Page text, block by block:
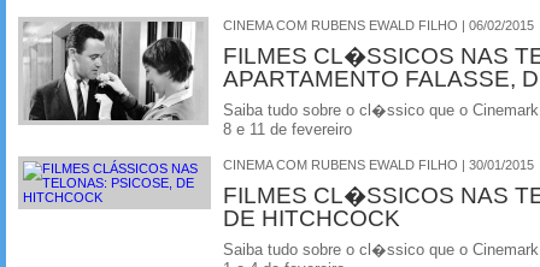
CINEMA COM RUBENS EWALD FILHO | 06/02/2015
FILMES CL�SSICOS NAS
APARTAMENTO FALASSE,
Saiba tudo sobre o cl�ssico que o
8 e 11 de fevereiro
CINEMA COM RUBENS EWALD FILHO | 30/01/2015
FILMES CL�SSICOS NAS
DE HITCHCOCK
Saiba tudo sobre o cl�ssico que o